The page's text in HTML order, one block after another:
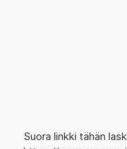
Suora linkki tähän